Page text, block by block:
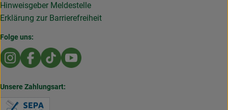
Hinweisgeber Meldestelle
Erklärung zur Barrierefreiheit
Folge uns:
Externer Link zu https://www.instagram.com/
Externer Link zu https://www.facebook.com/
Externer Link zu https://www.tiktok.com/
Externer Link zu https://
Unsere Zahlungsart: